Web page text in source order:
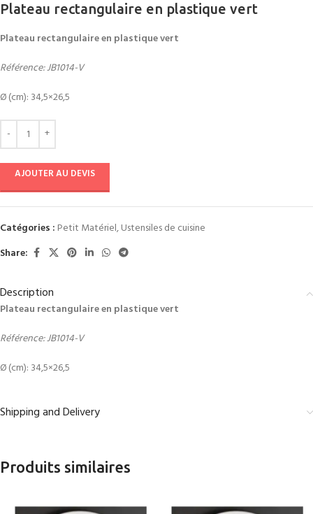
Plateau rectangulaire en plastique vert
Plateau rectangulaire en plastique vert
Référence: JB1014-V
Ø (cm): 34,5×26,5
AJOUTER AU DEVIS
Catégories : Petit Matériel,Ustensiles de cuisine
Share:
Description
Plateau rectangulaire en plastique vert
Référence: JB1014-V
Ø (cm): 34,5×26,5
Shipping and Delivery
Produits similaires